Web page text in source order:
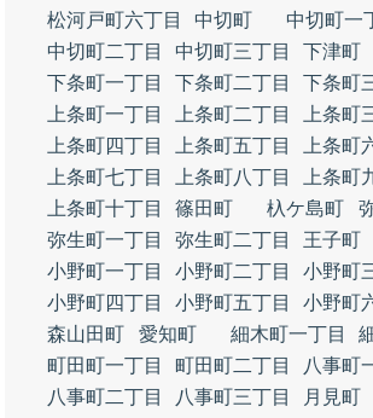
松河戸町六丁目
中切町
中切町一
中切町二丁目
中切町三丁目 下津町
下条町一丁目
下条町二丁目
下条町
上条町一丁目
上条町二丁目
上条町
上条町四丁目
上条町五丁目
上条町
上条町七丁目
上条町八丁目
上条町
上条町十丁目
篠田町 杁ケ島町
弥生町一丁目
弥生町二丁目
王子町
小野町一丁目
小野町二丁目
小野町
小野町四丁目
小野町五丁目
小野町
森山田町
愛知町 細木町一丁目
町田町一丁目
町田町二丁目
八事町
八事町二丁目
八事町三丁目
月見町